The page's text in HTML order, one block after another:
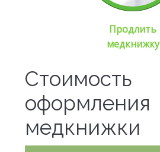
Продлить
медкнижку
Стоимость
оформления
медкнижки